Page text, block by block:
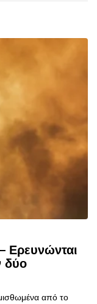
Ερευνώνται
δύο
από το